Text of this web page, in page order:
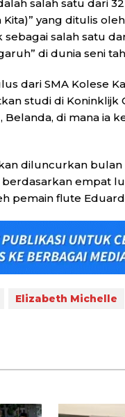
salah satu dari
Kita)” yang ditulis
salah satu
di dunia seni
dari SMA Kolese
studi di Koninklijk
Belanda, di mana ia
diluncurkan bulan
berdasarkan empat
pemain flute
Elizabeth Michelle